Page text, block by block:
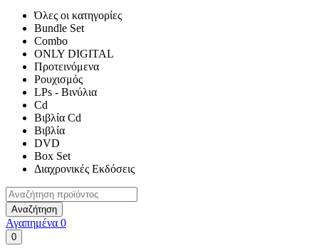
Όλες οι κατηγορίες
Bundle Set
Combo
ONLY DIGITAL
Προτεινόμενα
Ρουχισμός
LPs - Βινύλια
Cd
Βιβλία Cd
Βιβλία
DVD
Box Set
Διαχρονικές Εκδόσεις
Αναζήτηση
Αγαπημένα 0
0